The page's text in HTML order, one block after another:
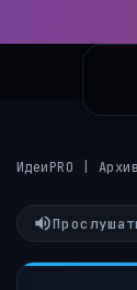
ИдеиPRO